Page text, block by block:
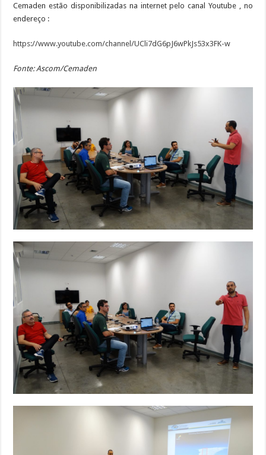
Cemaden estão disponibilizadas na internet pelo canal Youtube , no
endereço :
https://www.youtube.com/channel/UCli7dG6pJ6wPkJs53x3FK-w
Fonte: Ascom/Cemaden